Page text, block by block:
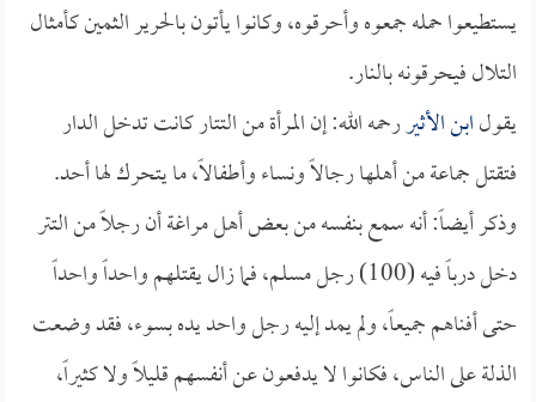
يستطيعوا حمله جمعوه وأحرقوه، وكانوا يأتون بالحرير الثمين كأمثال
التلال فيحرقونه بالنار.
يقولابن الأثيررحمه الله: إن المرأة من التتار كانت تدخل الدار
فتقتل جماعة من أهلها رجالاً ونساء وأطفالاً، ما يتحرك لها أحد.
وذكر أيضاً: أنه سمع بنفسه من بعض أهل مراغة أن رجلاً من التتر
دخل درباً فيه (100) رجل مسلم، فما زال يقتلهم واحداً واحداً
حتى أفناهم جميعاً، ولم يمد إليه رجل واحد يده بسوء، فقد وضعت
الذلة على الناس، فكانوا لا يدفعون عن أنفسهم قليلاً ولا كثيراً،